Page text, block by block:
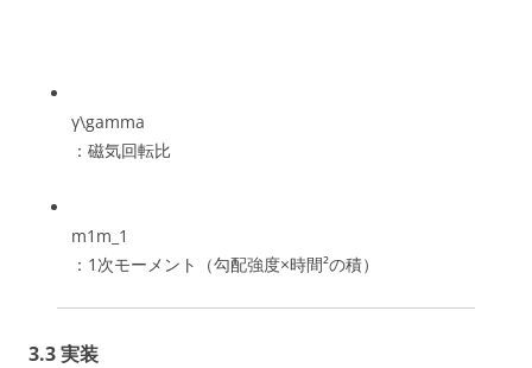
γ\gamma
：磁気回転比
m1m_1
：1次モーメント（勾配強度×時間²の積）
3.3 実装